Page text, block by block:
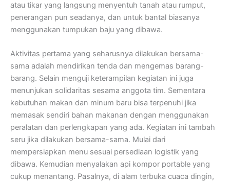
atau tikar yang langsung menyentuh tanah atau rumput,
penerangan pun seadanya, dan untuk bantal biasanya
menggunakan tumpukan baju yang dibawa.
Aktivitas pertama yang seharusnya dilakukan bersama-
sama adalah mendirikan tenda dan mengemas barang-
barang. Selain menguji keterampilan kegiatan ini juga
menunjukan solidaritas sesama anggota tim. Sementara
kebutuhan makan dan minum baru bisa terpenuhi jika
memasak sendiri bahan makanan dengan menggunakan
peralatan dan perlengkapan yang ada. Kegiatan ini tambah
seru jika dilakukan bersama-sama. Mulai dari
mempersiapkan menu sesuai persediaan logistik yang
dibawa. Kemudian menyalakan api kompor portable yang
cukup menantang. Pasalnya, di alam terbuka cuaca dingin,